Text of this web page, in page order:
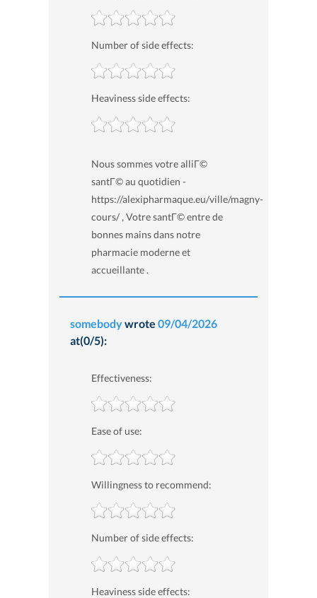
Number of side effects:
Heaviness side effects:
Nous sommes votre alliГ©
santГ© au quotidien -
https://alexipharmaque.eu/ville/magny-
cours/ , Votre santГ© entre de
bonnes mains dans notre
pharmacie moderne et
accueillante .
somebodywrote 09/04/2026
at(0/5):
Effectiveness:
Ease of use:
Willingness to recommend:
Number of side effects:
Heaviness side effects: